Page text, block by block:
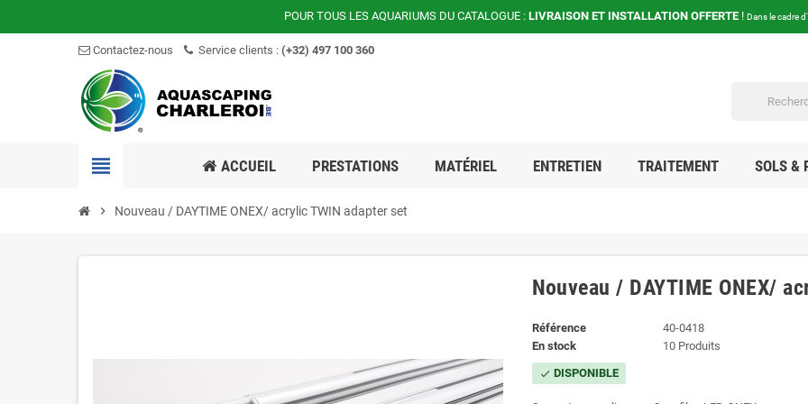
POUR TOUS LES AQUARIUMS DU CATALOGUE : LIVRAISON ET INSTALLATION OFFERTE ! Dans le cadre
Contactez-nous Service clients : (+32) 497 100 360
view_headline ACCUEIL PRESTATIONS MATÉRIEL ENTRETIEN TRAITEMENT SOLS &
chevron_right Nouveau / DAYTIME ONEX/ acrylic TWIN adapter set
Nouveau / DAYTIME ONEX/
Référence
40-0418
En stock
10 Produits
check DISPONIBLE